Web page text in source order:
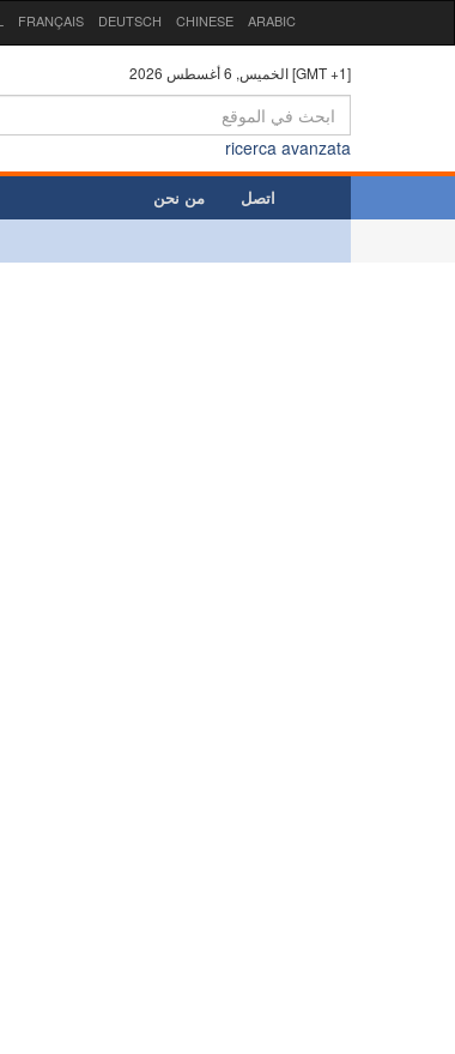
FRANÇAIS DEUTSCH CHINESE ARABIC
الخميس, 6 أغسطس 2026 [GMT +1]
ricerca avanzata
من نحن اتصل